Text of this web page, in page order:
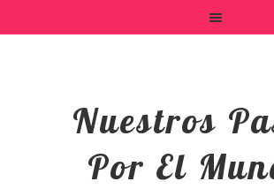
Nuestros
Por El